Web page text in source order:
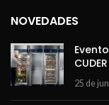
NOVEDADES
25 de